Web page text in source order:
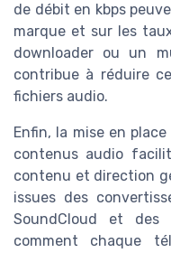
de débit en kbps
marque et sur les
downloader ou un
contribue à réduire
fichiers audio.
Enfin, la mise en
contenus audio
contenu et direction
issues des
SoundCloud et des
comment chaque